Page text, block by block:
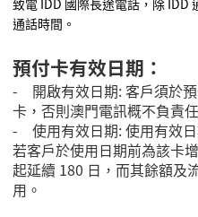
致電 IDD 國際長途電話，除 IDD
通話時間。
預付卡有效日期：
- 開啟有效日期: 客戶須於
卡，否則澳門電訊概不負責
- 使用有效日期:使用有效
若客戶於使用日期前為該卡
起延續 180 日，而其餘額及
用。